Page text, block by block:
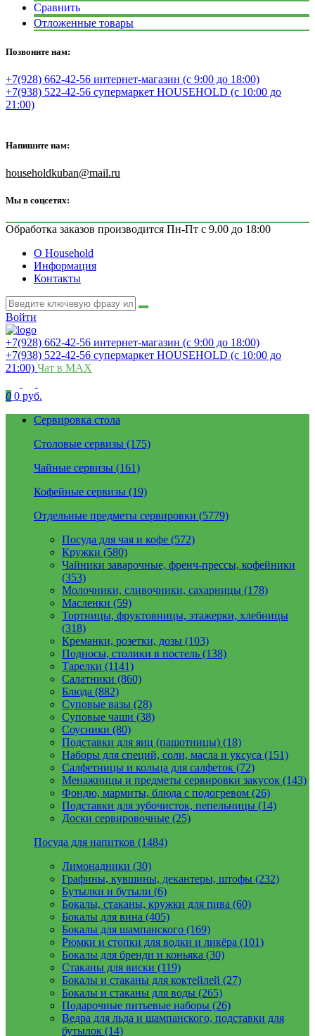
Сравнить
Отложенные товары
Позвоните нам:
+7(928) 662-42-56 интернет-магазин (с 9:00 до 18:00)
+7(938) 522-42-56 супермаркет HOUSEHOLD (с 10:00 до
21:00)
Напишите нам:
householdkuban@mail.ru
Мы в соцсетях:
Обработка заказов производится Пн-Пт с 9.00 до 18:00
О Household
Информация
Контакты
Войти
+7(928) 662-42-56 интернет-магазин (с 9:00 до 18:00)
+7(938) 522-42-56 супермаркет HOUSEHOLD (с 10:00 до
21:00) Чат в MAX
0 0 руб.
Сервировка стола
Столовые сервизы (175)
Чайные сервизы (161)
Кофейные сервизы (19)
Отдельные предметы сервировки (5779)
Посуда для чая и кофе (572)
Кружки (580)
Чайники заварочные, френч-прессы, кофейники
(353)
Молочники, сливочники, сахарницы (178)
Масленки (59)
Тортницы, фруктовницы, этажерки, хлебницы
(318)
Креманки, розетки, дозы (103)
Подносы, столики в постель (138)
Тарелки (1141)
Салатники (860)
Блюда (882)
Суповые вазы (28)
Суповые чаши (38)
Соусники (80)
Подставки для яиц (пашотницы) (18)
Наборы для специй, соли, масла и уксуса (151)
Салфетницы и кольца для салфеток (72)
Менажницы и предметы сервировки закусок (143)
Фондю, мармиты, блюда с подогревом (26)
Подставки для зубочисток, пепельницы (14)
Доски сервировочные (25)
Посуда для напитков (1484)
Лимонадники (30)
Графины, кувшины, декантеры, штофы (232)
Бутылки и бутыли (6)
Бокалы, стаканы, кружки для пива (60)
Бокалы для вина (405)
Бокалы для шампанского (169)
Рюмки и стопки для водки и ликёра (101)
Бокалы для бренди и коньяка (30)
Стаканы для виски (119)
Бокалы и стаканы для коктейлей (27)
Бокалы и стаканы для воды (265)
Подарочные питьевые наборы (26)
Ведра для льда и шампанского, подставки для
бутылок (14)